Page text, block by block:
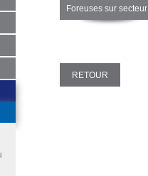
Foreuses sur secteur
RETOUR